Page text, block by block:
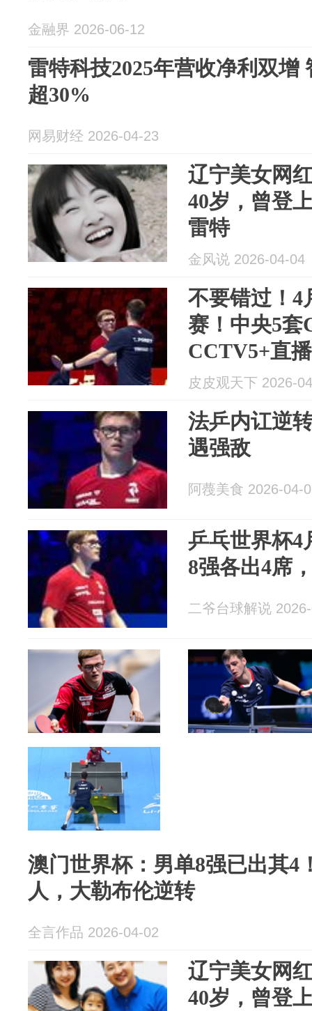
金融界 2026-06-12
雷特科技2025年营收净利双增
超30%
网易财经 2026-04-23
辽宁美女网
40岁，曾登
雷特
金风说 2026-04-04
不要错过！4
赛！中央5套
CCTV5+直
皮皮观天下 2026-
法乒内讧逆
遇强敌
阿薎美食 2026-04-
乒乓世界杯4
8强各出4席
二爷台球解说
澳门世界杯：男单8强已出其4
人，大勒布伦逆转
全言作品 2026-04-02
辽宁美女网
40岁，曾登